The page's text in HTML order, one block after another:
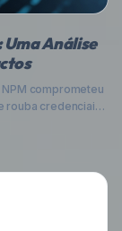
Análise
comprometeu
rouba credenciais,